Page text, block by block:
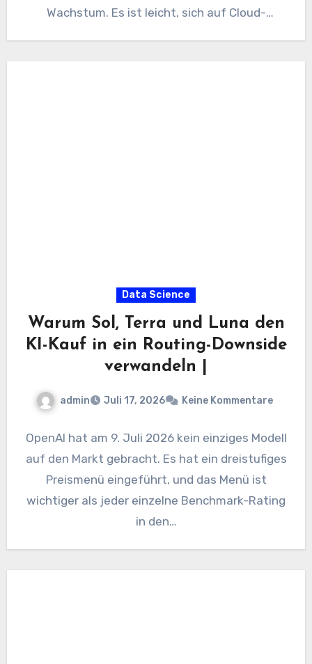
Wachstum. Es ist leicht, sich auf Cloud-
Data Science
Warum Sol, Terra und Luna den
KI-Kauf in ein Routing-Downside
verwandeln |
admin Juli 17, 2026 Keine Kommentare
OpenAI hat am 9. Juli 2026 kein einziges Modell
auf den Markt gebracht. Es hat ein dreistufiges
Preismenü eingeführt, und das Menü ist
wichtiger als jeder einzelne Benchmark-Rating
in den…